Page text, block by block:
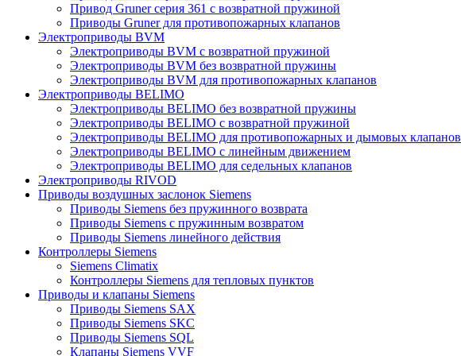
Привод Gruner серия 361 с возвратной пружиной
Приводы Gruner для противопожарных клапанов
Электроприводы BVM
Электроприводы BVM с возвратной пружиной
Электроприводы BVM без возвратной пружины
Электроприводы BVM для противопожарных клапанов
Электроприводы BELIMO
Электроприводы BELIMO без возвратной пружины
Электроприводы BELIMO с возвратной пружиной
Электроприводы BELIMO для противопожарных и дымовых клапанов
Электроприводы BELIMO с линейным движением
Электроприводы BELIMO для седельных клапанов
Электроприводы RIVOD
Приводы воздушных заслонок Siemens
Приводы Siemens без пружинного возврата
Приводы Siemens с пружинным возвратом
Приводы Siemens линейного действия
Контроллеры Siemens
Siemens Climatix
Контроллеры Siemens для тепловых пунктов
Приводы и клапаны Siemens
Приводы Siemens SAX
Приводы Siemens SKC
Приводы Siemens SQL
Клапаны Siemens VVF